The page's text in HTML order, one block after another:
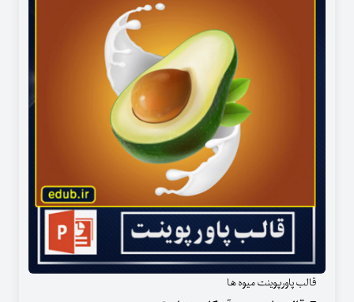
قالب پاورپوینت میوه ها